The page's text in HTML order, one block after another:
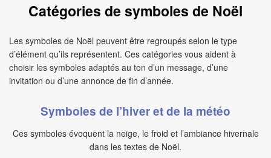
Catégories de symboles de Noël
Les symboles de Noël peuvent être regroupés selon le type
d’élément qu’ils représentent. Ces catégories vous aident à
choisir les symboles adaptés au ton d’un message, d’une
invitation ou d’une annonce de fin d’année.
Symboles de l’hiver et de la météo
Ces symboles évoquent la neige, le froid et l’ambiance hivernale
dans les textes de Noël.